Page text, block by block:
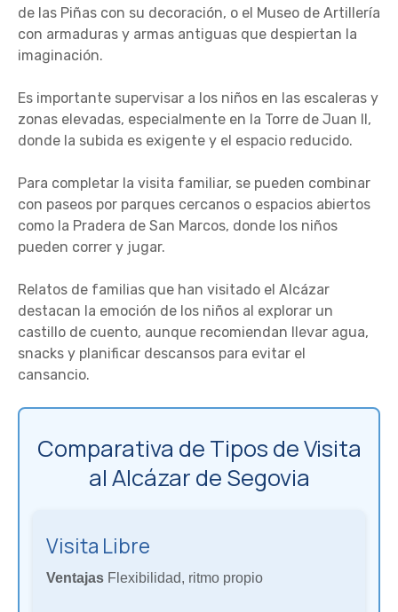
de las Piñas con su decoración, o el Museo de Artillería
con armaduras y armas antiguas que despiertan la
imaginación.
Es importante supervisar a los niños en las escaleras y
zonas elevadas, especialmente en la Torre de Juan II,
donde la subida es exigente y el espacio reducido.
Para completar la visita familiar, se pueden combinar
con paseos por parques cercanos o espacios abiertos
como la Pradera de San Marcos, donde los niños
pueden correr y jugar.
Relatos de familias que han visitado el Alcázar
destacan la emoción de los niños al explorar un
castillo de cuento, aunque recomiendan llevar agua,
snacks y planificar descansos para evitar el
cansancio.
Comparativa de Tipos de Visita
al Alcázar de Segovia
Visita Libre
Ventajas Flexibilidad, ritmo propio